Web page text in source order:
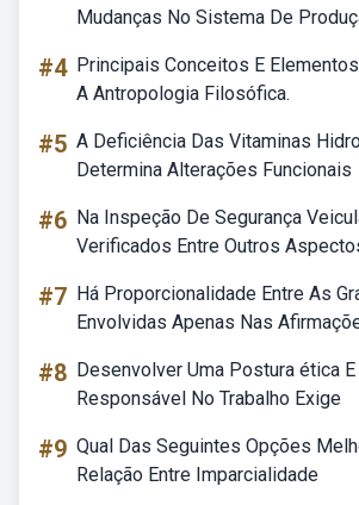
Mudanças No Sistema De
#4 Principais Conceitos E
A Antropologia Filosófica.
#5 A Deficiência Das Vitaminas
Determina Alterações Funcionais
#6 Na Inspeção De Segurança
Verificados Entre Outros
#7 Há Proporcionalidade Entre As
Envolvidas Apenas Nas
#8 Desenvolver Uma Postura ética
Responsável No Trabalho Exige
#9 Qual Das Seguintes Opções
Relação Entre Imparcialidade